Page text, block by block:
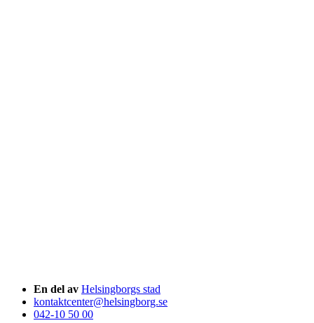
En del av Helsingborgs stad
kontaktcenter@helsingborg.se
042-10 50 00